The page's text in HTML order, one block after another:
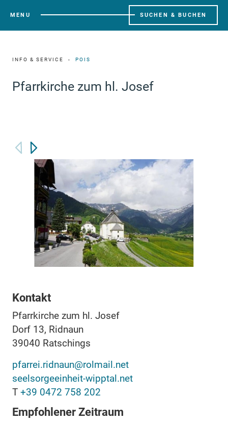
MENU SUCHEN & BUCHEN
INFO & SERVICE POIS
Pfarrkirche zum hl. Josef
Kontakt
Pfarrkirche zum hl. Josef
Dorf 13, Ridnaun
39040 Ratschings
pfarrei.ridnaun@rolmail.net
seelsorgeeinheit-wipptal.net
T +39 0472 758 202
Empfohlener Zeitraum